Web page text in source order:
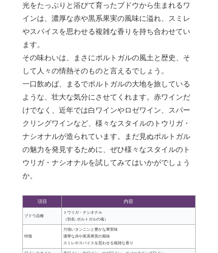
光をたっぷりと浴びて育ったブドウから生まれるワ
インは、濃厚な赤や黒系果実の風味に溢れ、スミレ
やスパイスを思わせる複雑な香りを持ち合わせてい
ます。
その味わいは、まさにポルトガルの風土と歴史、そ
して人々の情熱そのものと言えるでしょう。
一口飲めば、まるでポルトガルの大地を旅している
ような、壮大な気分にさせてくれます。赤ワインだ
けでなく、近年では白ワインやロゼワイン、スパー
クリングワインなど、様々なスタイルのトウリガ・
ナシオナルが造られています。まだ見ぬポルトガル
の魅力を発見するために、ぜひ様々なスタイルのト
ウリガ・ナシオナルを試してみてはいかがでしょう
か。
項目 内容
ブドウ品種
トウリガ・ナシオナル
（別名: ポルトガルの魂）
特徴
力強いタンニンと豊かな果実味
濃厚な赤や黒系果実の風味
スミレやスパイスを思わせる複雑な香り